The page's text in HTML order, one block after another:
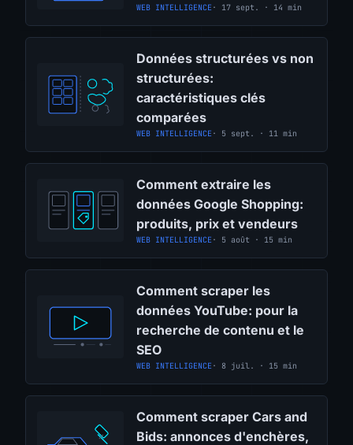
WEB INTELLIGENCE · 17 sept. · 14 min
Données structurées vs non
structurées:
caractéristiques clés
comparées
WEB INTELLIGENCE · 5 sept. · 11 min
Comment extraire les
données Google Shopping:
produits, prix et vendeurs
WEB INTELLIGENCE · 5 août · 15 min
Comment scraper les
données YouTube: pour la
recherche de contenu et le
SEO
WEB INTELLIGENCE · 8 juil. · 15 min
Comment scraper Cars and
Bids: annonces d'enchères,